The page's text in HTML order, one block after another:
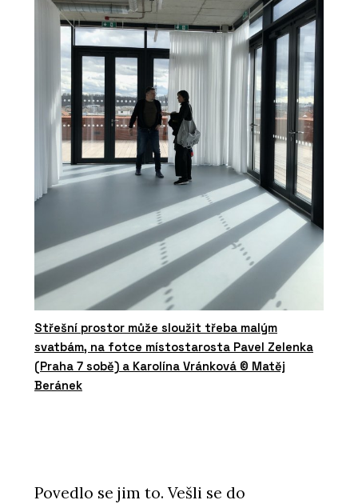
Střešní prostor může sloužit třeba malým
svatbám, na fotce místostarosta Pavel Zelenka
(Praha 7 sobě) a Karolína Vránková © Matěj
Beránek
Povedlo se jim to. Vešli se do